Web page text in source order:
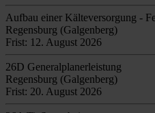
Aufbau einer Kälteversorgung -
Regensburg (Galgenberg)
Frist: 12. August 2026
26D Generalplanerleistung
Regensburg (Galgenberg)
Frist: 20. August 2026